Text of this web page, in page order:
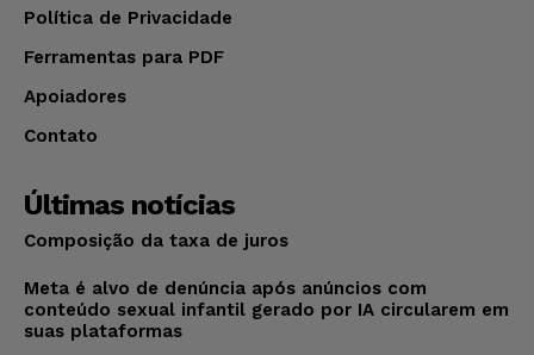
Política de Privacidade
Ferramentas para PDF
Apoiadores
Contato
Últimas notícias
Composição da taxa de juros
Meta é alvo de denúncia após anúncios com
conteúdo sexual infantil gerado por IA circularem em
suas plataformas